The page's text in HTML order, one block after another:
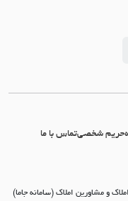
در تلگرام
جاما در آپارات
حریم شخصیتماس با ما